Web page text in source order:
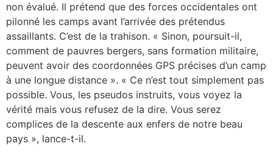
non évalué. Il prétend que des forces occidentales ont
pilonné les camps avant l’arrivée des prétendus
assaillants. C’est de la trahison. « Sinon, poursuit-il,
comment de pauvres bergers, sans formation militaire,
peuvent avoir des coordonnées GPS précises d’un camp
à une longue distance ». « Ce n’est tout simplement pas
possible. Vous, les pseudos instruits, vous voyez la
vérité mais vous refusez de la dire. Vous serez
complices de la descente aux enfers de notre beau
pays », lance-t-il.